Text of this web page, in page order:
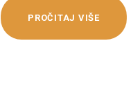
PROČITAJ VIŠE